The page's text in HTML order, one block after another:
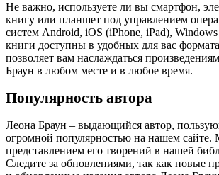
Не важно, используете ли вы смартфон,
книгу или планшет под управлением
систем Android, iOS (iPhone, iPad),
книги доступны в удобных для вас
позволяет вам наслаждаться
Браун в любом месте и в любое время.
Популярность автора
Леона Браун – выдающийся автор,
огромной популярностью на нашем сайте.
представлением его творений в нашей
Следите за обновлениями, так как новые